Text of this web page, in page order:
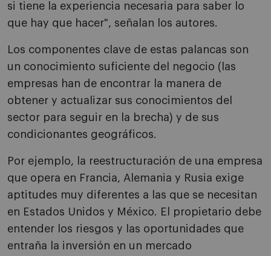
si tiene la experiencia necesaria para saber lo
que hay que hacer", señalan los autores.
Los componentes clave de estas palancas son
un conocimiento suficiente del negocio (las
empresas han de encontrar la manera de
obtener y actualizar sus conocimientos del
sector para seguir en la brecha) y de sus
condicionantes geográficos.
Por ejemplo, la reestructuración de una empresa
que opera en Francia, Alemania y Rusia exige
aptitudes muy diferentes a las que se necesitan
en Estados Unidos y México. El propietario debe
entender los riesgos y las oportunidades que
entraña la inversión en un mercado